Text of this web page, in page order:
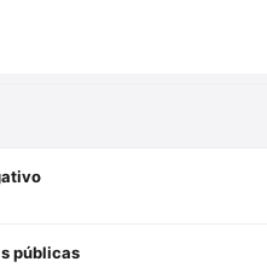
públicas